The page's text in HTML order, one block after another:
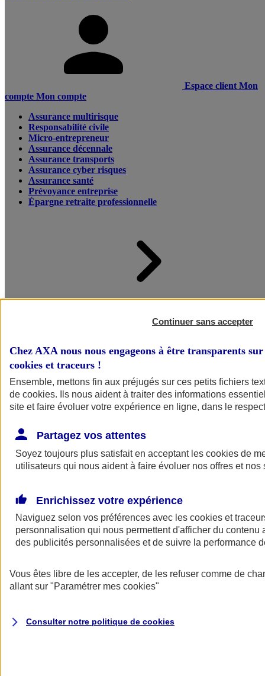
Espace client Mon
compte Mon compte
Assurance multirisque
Responsabilité civile
Micro-entrepreneur
Assurance décennale
Assurance transports
Assurance cyber risques
Assurance santé
Prévoyance entreprise
Épargne retraite professionnelle
Accueil
Épargne retraite professionnelle
Nos solution Épargne Retraite
Continuer sans accepter
Chez AXA nous nous engageons à être transparents
cookies et traceurs !
Ensemble, mettons fin aux préjugés sur ces petits fichiers
de cookies. Ils nous aident à traiter des informations
site et faire évoluer votre expérience en ligne, dans le
Partagez vos attentes
Soyez toujours plus satisfait en acceptant les cookies de
utilisateurs qui nous aident à faire évoluer nos offres et nos
Enrichissez votre expérience
Naviguez selon vos préférences avec les cookies et
personnalisation qui nous permettent d'afficher du contenu
des publicités personnalisées et de suivre la performance
Vous êtes libre de les accepter, de les refuser comme de
allant sur "Paramétrer mes cookies"
Consulter notre politique de cookies